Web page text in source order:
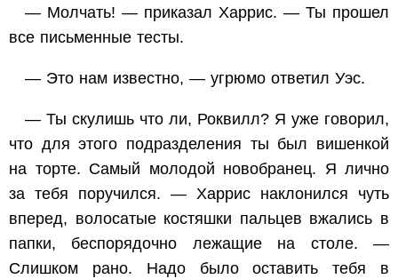
— Молчать! — приказал Харрис. — Ты прошел
все письменные тесты.
— Это нам известно, — угрюмо ответил Уэс.
— Ты скулишь что ли, Роквилл? Я уже говорил,
что для этого подразделения ты был вишенкой
на торте. Самый молодой новобранец. Я лично
за тебя поручился. — Харрис наклонился чуть
вперед, волосатые костяшки пальцев вжались в
папки, беспорядочно лежащие на столе. —
Слишком рано. Надо было оставить тебя в